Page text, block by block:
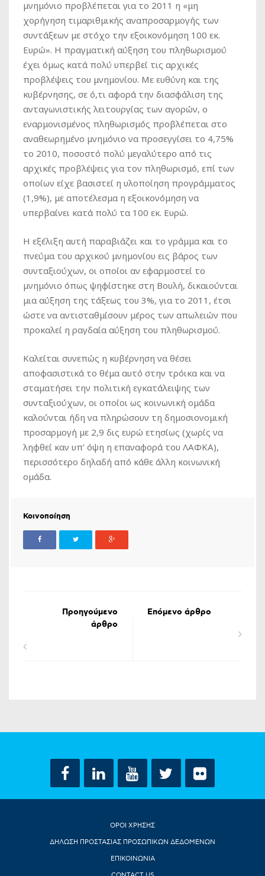
μνημόνιο προβλέπεται για το 2011 η «μη
χορήγηση τιμαριθμικής αναπροσαρμογής των
συντάξεων με στόχο την εξοικονόμηση 100 εκ.
Ευρώ». Η πραγματική αύξηση του πληθωρισμού
έχει όμως κατά πολύ υπερβεί τις αρχικές
προβλέψεις του μνημονίου. Με ευθύνη και της
κυβέρνησης, σε ό,τι αφορά την διασφάλιση της
ανταγωνιστικής λειτουργίας των αγορών, ο
εναρμονισμένος πληθωρισμός προβλέπεται στο
αναθεωρημένο μνημόνιο να προσεγγίσει το 4,75%
το 2010, ποσοστό πολύ μεγαλύτερο από τις
αρχικές προβλέψεις για τον πληθωρισμό, επί των
οποίων είχε βασιστεί η υλοποίηση προγράμματος
(1,9%), με αποτέλεσμα η εξοικονόμηση να
υπερβαίνει κατά πολύ τα 100 εκ. Ευρώ.
Η εξέλιξη αυτή παραβιάζει και το γράμμα και το
πνεύμα του αρχικού μνημονίου εις βάρος των
συνταξιούχων, οι οποίοι αν εφαρμοστεί το
μνημόνιο όπως ψηφίστηκε στη Βουλή, δικαιούνται
μια αύξηση της τάξεως του 3%, για το 2011, έτσι
ώστε να αντισταθμίσουν μέρος των απωλειών που
προκαλεί η ραγδαία αύξηση του πληθωρισμού.
Καλείται συνεπώς η κυβέρνηση να θέσει
αποφασιστικά το θέμα αυτό στην τρόικα και να
σταματήσει την πολιτική εγκατάλειψης των
συνταξιούχων, οι οποίοι ως κοινωνική ομάδα
καλούνται ήδη να πληρώσουν τη δημοσιονομική
προσαρμογή με 2,9 δις ευρώ ετησίως (χωρίς να
ληφθεί καν υπ’ όψη η επαναφορά του ΛΑΦΚΑ),
περισσότερο δηλαδή από κάθε άλλη κοινωνική
ομάδα.
Κοινοποίηση
Προηγούμενο
άρθρο
Επόμενο άρθρο
ΟΡΟΙ ΧΡΗΣΗΣ
ΔΗΛΩΣΗ ΠΡΟΣΤΑΣΙΑΣ ΠΡΟΣΩΠΙΚΩΝ ΔΕΔΟΜΕΝΩΝ
ΕΠΙΚΟΙΝΩΝΙΑ